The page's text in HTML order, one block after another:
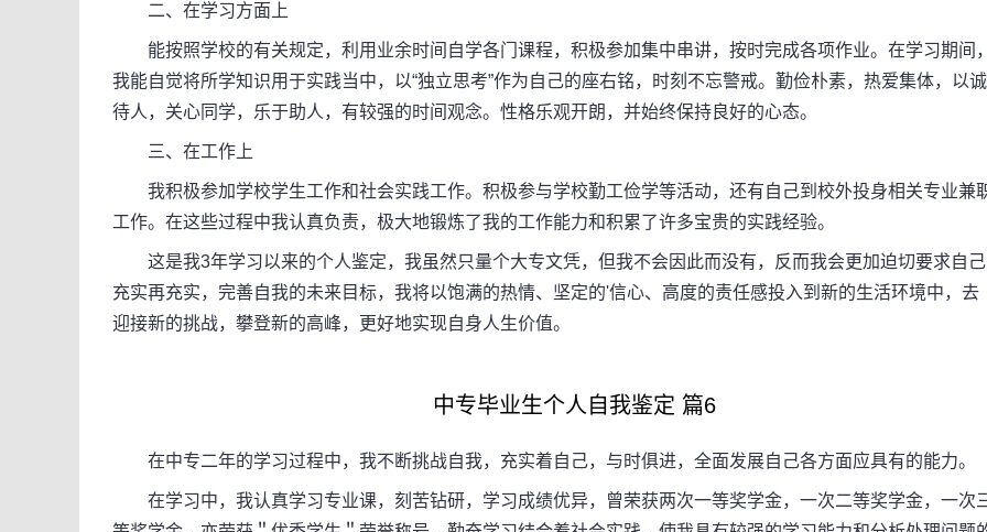
二、在学习方面上
能按照学校的有关规定，利用业余时间自学各门课程，积极参加集中串讲，按时完成各项作业。在学习期间，
我能自觉将所学知识用于实践当中，以“独立思考”作为自己的座右铭，时刻不忘警戒。勤俭朴素，热爱集体，以诚
待人，关心同学，乐于助人，有较强的时间观念。性格乐观开朗，并始终保持良好的心态。
三、在工作上
我积极参加学校学生工作和社会实践工作。积极参与学校勤工俭学等活动，还有自己到校外投身相关专业兼
工作。在这些过程中我认真负责，极大地锻炼了我的工作能力和积累了许多宝贵的实践经验。
这是我3年学习以来的个人鉴定，我虽然只量个大专文凭，但我不会因此而没有，反而我会更加迫切要求自己
充实再充实，完善自我的未来目标，我将以饱满的热情、坚定的'信心、高度的责任感投入到新的生活环境中，去
迎接新的挑战，攀登新的高峰，更好地实现自身人生价值。
中专毕业生个人自我鉴定 篇6
在中专二年的学习过程中，我不断挑战自我，充实着自己，与时俱进，全面发展自己各方面应具有的能力。
在学习中，我认真学习专业课，刻苦钻研，学习成绩优异，曾荣获两次一等奖学金，一次二等奖学金，一次